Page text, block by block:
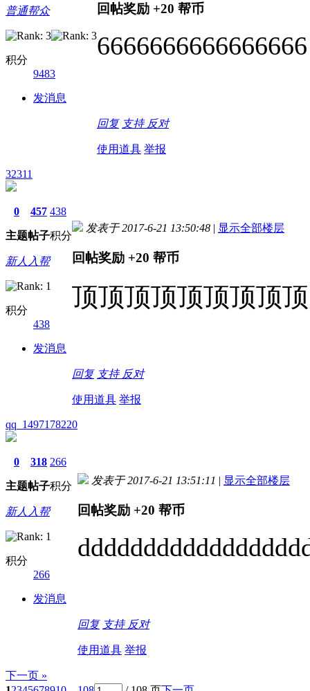
普通帮众
积分
9483
发消息
回帖奖励 +20 帮币
6666666666666666
回复 支持 反对
使用道具 举报
32311
0
主题
457
帖子
438
积分
新人入帮
积分
438
发消息
发表于 2017-6-21 13:50:48 | 显示全部楼层
回帖奖励 +20 帮币
顶顶顶顶顶顶顶顶顶
回复 支持 反对
使用道具 举报
qq_1497178220
0
主题
318
帖子
266
积分
新人入帮
积分
266
发消息
发表于 2017-6-21 13:51:11 | 显示全部楼层
回帖奖励 +20 帮币
回复 支持 反对
使用道具 举报
下一页 »